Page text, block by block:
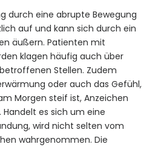
durch eine abrupte Bewegung
auf und kann sich durch ein
äußern. Patienten mit
klagen häufig auch über
Stellen. Zudem
oder auch das Gefühl,
Morgen steif ist, Anzeichen
Handelt es sich um eine
wird nicht selten vom
wahrgenommen. Die